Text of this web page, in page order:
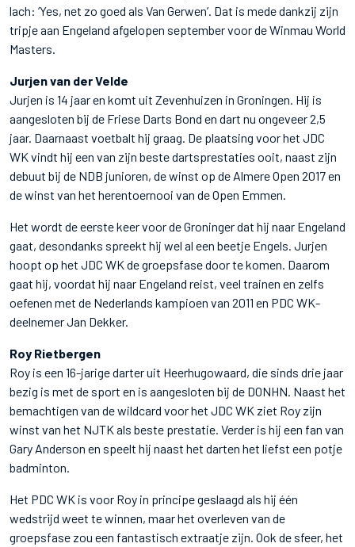
lach: ‘Yes, net zo goed als Van Gerwen’. Dat is mede dankzij zijn
tripje aan Engeland afgelopen september voor de Winmau World
Masters.
Jurjen van der Velde
Jurjen is 14 jaar en komt uit Zevenhuizen in Groningen. Hij is
aangesloten bij de Friese Darts Bond en dart nu ongeveer 2,5
jaar. Daarnaast voetbalt hij graag. De plaatsing voor het JDC
WK vindt hij een van zijn beste dartsprestaties ooit, naast zijn
debuut bij de NDB junioren, de winst op de Almere Open 2017 en
de winst van het herentoernooi van de Open Emmen.
Het wordt de eerste keer voor de Groninger dat hij naar Engeland
gaat, desondanks spreekt hij wel al een beetje Engels. Jurjen
hoopt op het JDC WK de groepsfase door te komen. Daarom
gaat hij, voordat hij naar Engeland reist, veel trainen en zelfs
oefenen met de Nederlands kampioen van 2011 en PDC WK-
deelnemer Jan Dekker.
Roy Rietbergen
Roy is een 16-jarige darter uit Heerhugowaard, die sinds drie jaar
bezig is met de sport en is aangesloten bij de DONHN. Naast het
bemachtigen van de wildcard voor het JDC WK ziet Roy zijn
winst van het NJTK als beste prestatie. Verder is hij een fan van
Gary Anderson en speelt hij naast het darten het liefst een potje
badminton.
Het PDC WK is voor Roy in principe geslaagd als hij één
wedstrijd weet te winnen, maar het overleven van de
groepsfase zou een fantastisch extraatje zijn. Ook de sfeer, het